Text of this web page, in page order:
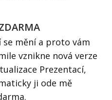
se mění a proto vám
vznikne nová verze
Prezentací,
ji ode mě